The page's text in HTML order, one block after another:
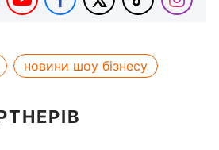
новини шоу бізнесу